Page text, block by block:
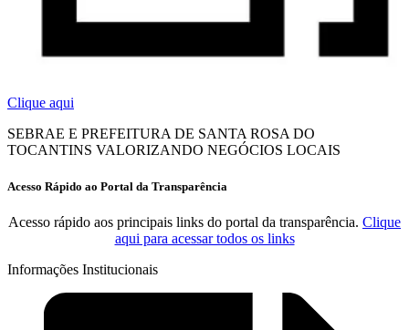
Clique aqui
SEBRAE E PREFEITURA DE SANTA ROSA DO
TOCANTINS VALORIZANDO NEGÓCIOS LOCAIS
Acesso Rápido ao Portal da Transparência
Acesso rápido aos principais links do portal da transparência. Clique
aqui para acessar todos os links
Informações Institucionais